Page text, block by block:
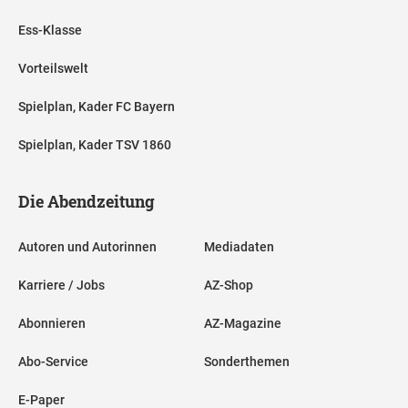
Ess-Klasse
Vorteilswelt
Spielplan, Kader FC Bayern
Spielplan, Kader TSV 1860
Die Abendzeitung
Autoren und Autorinnen
Karriere / Jobs
Abonnieren
Abo-Service
E-Paper
Mediadaten
AZ-Shop
AZ-Magazine
Sonderthemen